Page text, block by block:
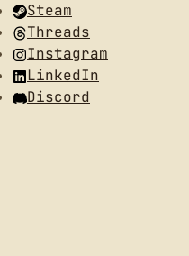
Steam
Threads
Instagram
LinkedIn
Discord